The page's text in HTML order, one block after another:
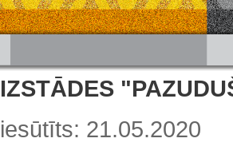
IZSTĀDES
iesūtīts: 21.05.2020